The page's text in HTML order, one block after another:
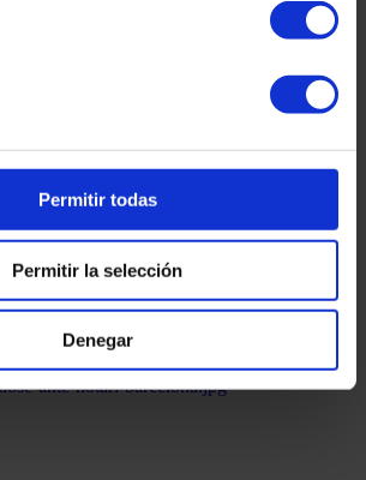
Permitir todas
Permitir la selección
Denegar
Cómo Declararlas y
criptomonedas en todo el mundo: cómo afecta a
sí, ia més cada vegada amb més facilitat. Des
en vigor un important sistema internacional que
de criptomonedes a identificar els usuaris,